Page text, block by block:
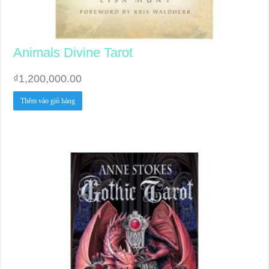
Animals Divine Tarot
₫1,200,000.00
Thêm vào giỏ hàng